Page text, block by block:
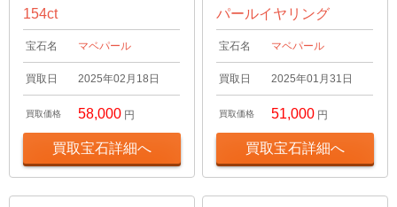
154ct
宝石名 マベパール
買取日 2025年02月18日
買取価格 58,000 円
買取宝石詳細へ
パールイヤリング
宝石名 マベパール
買取日 2025年01月31日
買取価格 51,000 円
買取宝石詳細へ